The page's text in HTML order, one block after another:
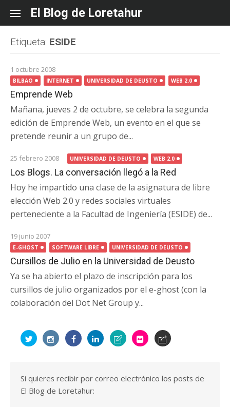
content
El Blog de Loretahur
Etiqueta: ESIDE
1 octubre 2008
BILBAO INTERNET UNIVERSIDAD DE DEUSTO WEB 2.0
Emprende Web
Mañana, jueves 2 de octubre, se celebra la segunda
edición de Emprende Web, un evento en el que se
pretende reunir a un grupo de...
25 febrero 2008 UNIVERSIDAD DE DEUSTO WEB 2.0
Los Blogs. La conversación llegó a la Red
Hoy he impartido una clase de la asignatura de libre
elección Web 2.0 y redes sociales virtuales
perteneciente a la Facultad de Ingeniería (ESIDE) de...
19 junio 2007
E-GHOST SOFTWARE LIBRE UNIVERSIDAD DE DEUSTO
Cursillos de Julio en la Universidad de Deusto
Ya se ha abierto el plazo de inscripción para los
cursillos de julio organizados por el e-ghost (con la
colaboración del Dot Net Group y...
Si quieres recibir por correo electrónico los posts de
El Blog de Loretahur: